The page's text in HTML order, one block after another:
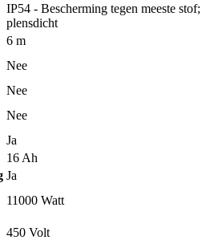
IP54 - Bescherming tegen meeste stof;
plensdicht
6 m
Nee
Nee
Nee
Ja
16 Ah
Ja
11000 Watt
450 Volt